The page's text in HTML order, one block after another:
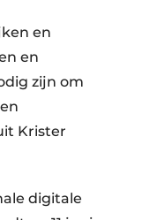
en
en
zijn om
Krister
digitale